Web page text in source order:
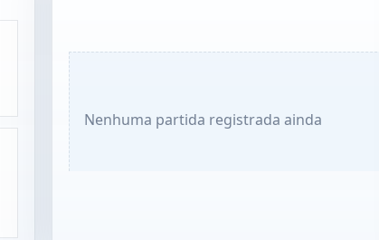
Nenhuma partida registrada ainda